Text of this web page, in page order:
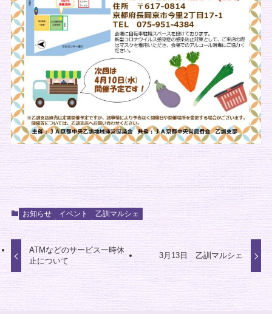
お知らせ イベント 乙訓マルシェ
ATMなどのサービス一時休
止について
3月13日 乙訓マルシェ